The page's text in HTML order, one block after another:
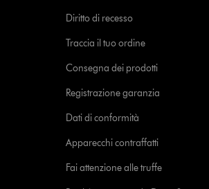
Diritto di recesso
Traccia il tuo ordine
Consegna dei prodotti
Registrazione garanzia
Dati di conformità
Apparecchi contraffatti
Fai attenzione alle truffe